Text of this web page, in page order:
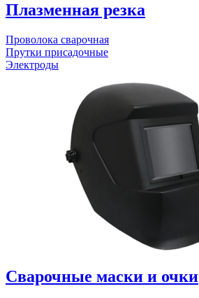
Плазменная резка
Проволока сварочная
Прутки присадочные
Электроды
Сварочные маски и очки